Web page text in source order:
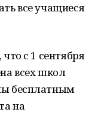
все учащиеся
с 1 сентября
всех школ
бесплатным
на